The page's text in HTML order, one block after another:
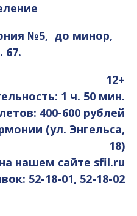
№5, до минор,
67.
12+
1 ч. 50 мин.
400-600 рублей
(ул. Энгельса,
18)
нашем сайте sfil.ru
52-18-01, 52-18-02